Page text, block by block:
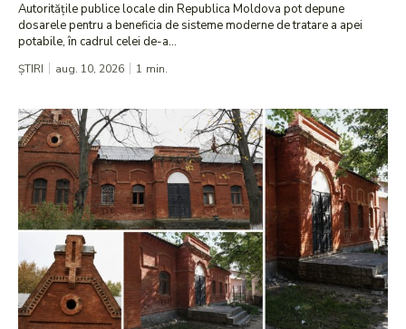
Autoritățile publice locale din Republica Moldova pot depune
dosarele pentru a beneficia de sisteme moderne de tratare a apei
potabile, în cadrul celei de-a...
ȘTIRI aug. 10, 2026 1 min.